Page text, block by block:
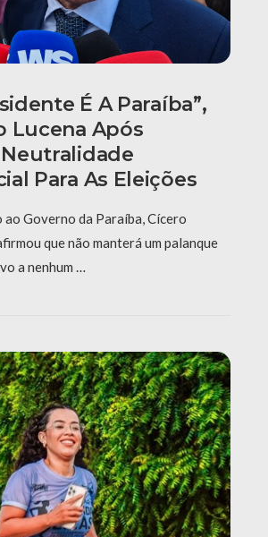
É A Paraíba”,
Lucena Após
Para As Eleições
Governo da Paraíba, Cícero
que não manterá um palanque
a nenhum …